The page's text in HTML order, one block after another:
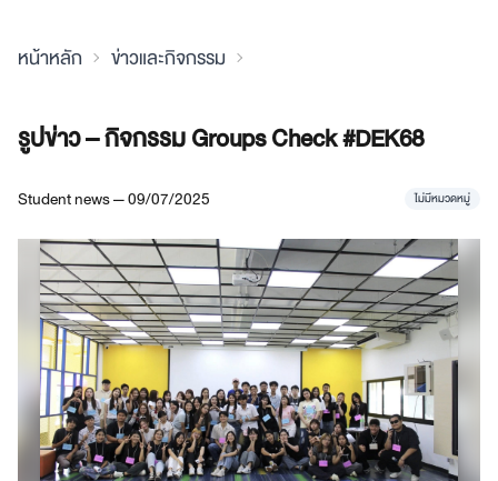
หน้าหลัก ข่าวและกิจกรรม
รูปข่าว – กิจกรรม Groups Check #DEK68
Student news — 09/07/2025 ไม่มีหมวดหมู่